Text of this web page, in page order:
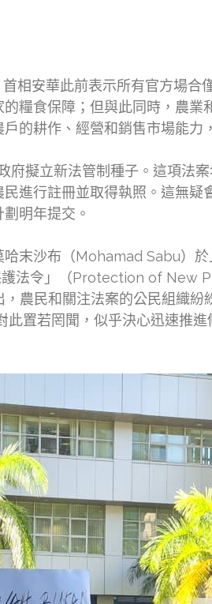
首相安華此前表示所有官方場
糧食保障；但與此同時，農
的耕作、經營和銷售市場能力
府擬立新法管制種子。這項法
進行註冊並取得執照。這無
明年提交。
末沙布（Mohamad Sabu）
護法令」（Protection of New
，農民和關注法案的公民組織
此置若罔聞，似乎決心迅速推